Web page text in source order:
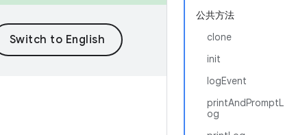
公共方法
clone
init
logEvent
printAndPromptL
og